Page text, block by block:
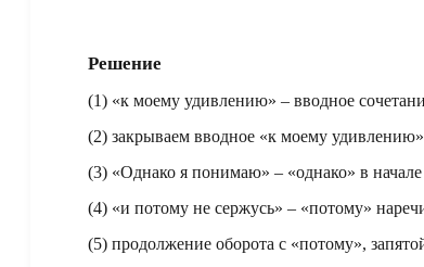
Решение
(1) «к моему удивлению» – вводное
(2) закрываем вводное «к моему
(3) «Однако я понимаю» – «однако» в
(4) «и потому не сержусь» – «потому»
(5) продолжение оборота с «потому»,